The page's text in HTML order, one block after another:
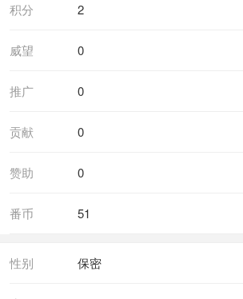
积分 2
威望 0
推广 0
贡献 0
赞助 0
番币 51
性别 保密